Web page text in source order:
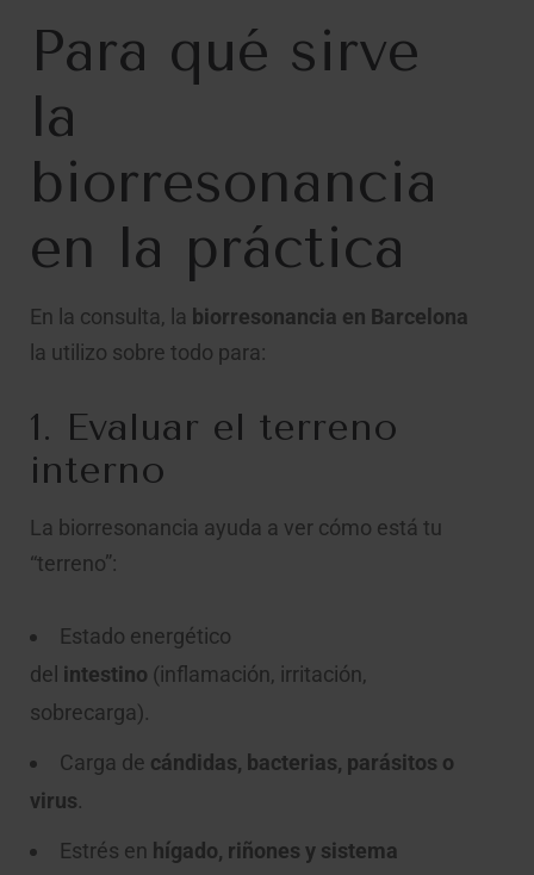
Para qué sirve
la
biorresonancia
en la práctica
En la consulta, la biorresonancia en Barcelona
la utilizo sobre todo para:
1. Evaluar el terreno
interno
La biorresonancia ayuda a ver cómo está tu
“terreno”:
Estado energético
del intestino (inflamación, irritación,
sobrecarga).
Carga de cándidas, bacterias, parásitos o
virus.
Estrés en hígado, riñones y sistema